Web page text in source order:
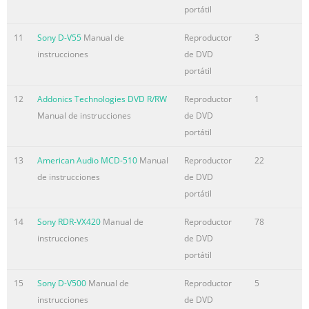
Resumen del contenido incluido en la página 7
contents of the package to make sure nothing is missing or
Some parts may be optional. Contact your dealer with any
POWER ADAPTER+POWER CORD 2. COMPOSITE VIDEO CABLE
EARPHONE 8. OPERATING INSTRUCTIONS Note on
Resumen del contenido incluido en la página 8
1 2 COMPOSITE VIDEO CABLE POWER ADAPTER+POWER CORD
PORTABLE DVD/CD/MP3 PLAYER OPERATING INSTRUCTIONS
Thank you for purchasing this product. EARPHONE For
portátil
11 Sony D-V55 Manual de
instrucciones
Reproductor
de DVD
portátil
3
12
Addonics Technologies DVD R/RW
Manual de instrucciones
Reproductor
de DVD
portátil
1
13 American Audio MCD-510 Manual
de instrucciones
Reproductor
de DVD
portátil
22
14 Sony RDR-VX420 Manual de
instrucciones
Reproductor
de DVD
portátil
78
15 Sony D-V500 Manual de
instrucciones
Reproductor
de DVD
5